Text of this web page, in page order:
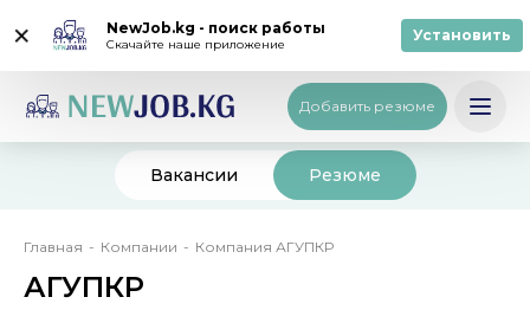
NewJob.kg - поиск работы
Скачайте наше приложение Установить
Добавить резюме
Вход / Регистрация Кыргызча
Вакансии Резюме
Строка
навигации
Главная Компании Компания АГУПКР
АГУПКР